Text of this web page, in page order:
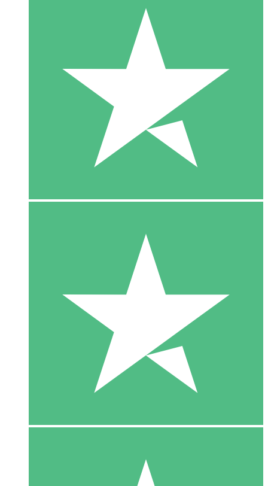
10 Downloaden
20 00